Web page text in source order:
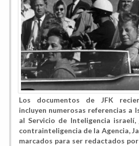
Los documentos de JFK
incluyen numerosas referencias a
al Servicio de Inteligencia
contrainteligencia de la Agencia,
marcados para ser redactados